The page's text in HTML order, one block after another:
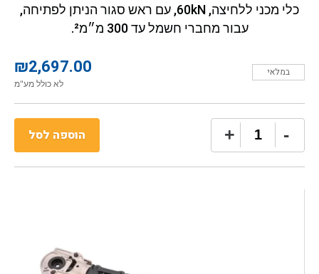
כלי מכני ללחיצה, 60kN, עם ראש סגור הניתן לפתיחה,
עבור מחברי חשמל עד 300 מ״מ².
₪2,697.00
לא כולל מע"מ
במלאי
-
כמות
של
CEMBRE
+ הוספה לסל